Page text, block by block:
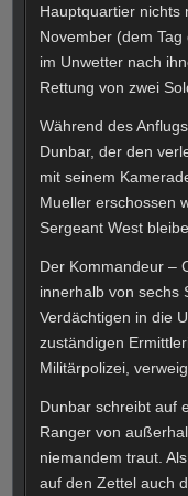
Hauptquartier nichts
November (dem
im Unwetter nach
Rettung von zwei
Während des
Dunbar, der den
mit seinem
Mueller erschossen
Sergeant West
Der Kommandeur –
innerhalb von sechs
Verdächtigen in die
zuständigen
Militärpolizei,
Dunbar schreibt auf
Ranger von
niemandem traut.
auf den Zettel auch